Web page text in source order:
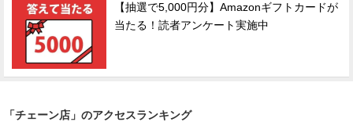
【抽選で5,000円分】Amazonギフトカードが
当たる！読者アンケート実施中
「チェーン店」のアクセスランキング